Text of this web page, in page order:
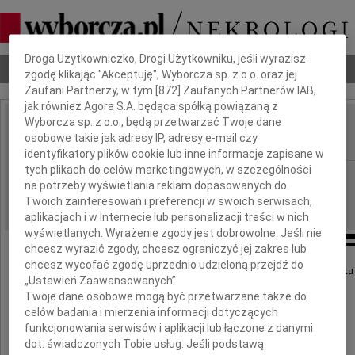
Nekrologi Odeszli Poradnik pogrzebowy
IMIĘ I NAZWISKO: Jerzy Małachowski
REGION: Szczecin
DATA EMISJI: 24.10.2019
Z głębokim żalem zawiadamiamy, że 22.10.2019 roku
Dbamy o Twoją prywatność
Droga Użytkowniczko, Drogi Użytkowniku, jeśli wyrazisz
zgodę klikając "Akceptuję", Wyborcza sp. z o.o. oraz jej
Zaufani Partnerzy, w tym [872 ] Zaufanych Partnerów IAB,
jak również Agora S.A. będąca spółką powiązaną z
Wyborcza sp. z o.o., będą przetwarzać Twoje dane
osobowe takie jak adresy IP, adresy e-mail czy
identyfikatory plików cookie lub inne informacje zapisane w
tych plikach do celów marketingowych, w szczególności
na potrzeby wyświetlania reklam dopasowanych do
Twoich zainteresowań i preferencji w swoich serwisach,
aplikacjach i w Internecie lub personalizacji treści w nich
wyświetlanych. Wyrażenie zgody jest dobrowolne. Jeśli nie
chcesz wyrazić zgody, chcesz ograniczyć jej zakres lub
chcesz wycofać zgodę uprzednio udzieloną przejdź do
„Ustawień Zaawansowanych”.
Twoje dane osobowe mogą być przetwarzane także do
celów badania i mierzenia informacji dotyczących
funkcjonowania serwisów i aplikacji lub łączone z danymi
dot. świadczonych Tobie usług. Jeśli podstawą